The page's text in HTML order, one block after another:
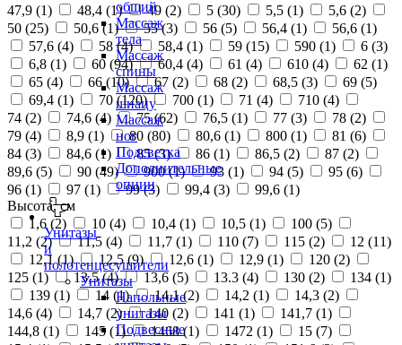
общий
Массаж
тела
Массаж
спины
Массаж
шиацу
Массаж
ног
Подсветка
Дополнительные
опции
Унитазы
и
полотенцесушители
Унитазы
Напольные
унитазы
Подвесные
47,9 (1) 48,4 (1) 49 (2) 5 (30) 5,5 (1) 5,6 (2)
50 (25) 50,6 (1) 55 (3) 56 (5) 56,4 (1) 56,6 (1)
57,6 (4) 58 (4) 58,4 (1) 59 (15) 590 (1) 6 (3)
6,8 (1) 60 (94) 60,4 (4) 61 (4) 610 (4) 62 (1)
65 (4) 66 (10) 67 (2) 68 (2) 68,5 (3) 69 (5)
69,4 (1) 70 (120) 700 (1) 71 (4) 710 (4)
74 (2) 74,6 (4) 75 (62) 76,5 (1) 77 (3) 78 (2)
79 (4) 8,9 (1) 80 (80) 80,6 (1) 800 (1) 81 (6)
84 (3) 84,6 (1) 85 (3) 86 (1) 86,5 (2) 87 (2)
89,6 (5) 90 (49) 900 (1) 93 (1) 94 (5) 95 (6)
96 (1) 97 (1) 99 (3) 99,4 (3) 99,6 (1)
Высота, см
1,6 (2) 10 (4) 10,4 (1) 10,5 (1) 100 (5)
11,2 (2) 11,5 (4) 11,7 (1) 110 (7) 115 (2) 12 (11)
12,1 (1) 12,5 (9) 12,6 (1) 12,9 (1) 120 (2)
125 (1) 13,5 (4) 13,6 (5) 13.3 (4) 130 (2) 134 (1)
139 (1) 14 (1) 14,1 (2) 14,2 (1) 14,3 (2)
14,6 (4) 14,7 (2) 140 (2) 141 (1) 141,7 (1)
144,8 (1) 145 (1) 1468 (1) 1472 (1) 15 (7)